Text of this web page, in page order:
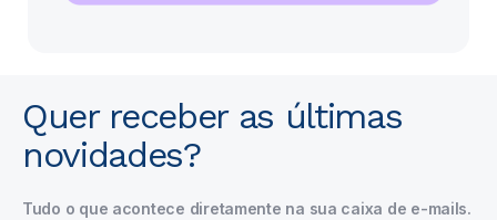
Quer receber as últimas
novidades?
Tudo o que acontece diretamente na sua caixa de e-mails.